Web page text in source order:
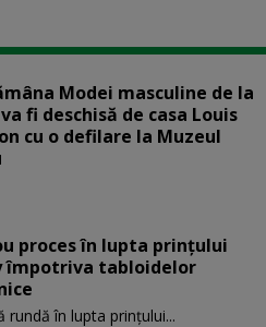
Modei masculine de la
fi deschisă de casa Louis
cu o defilare la Muzeul
proces în lupta prinţului
împotriva tabloidelor
rundă în lupta prinţului...